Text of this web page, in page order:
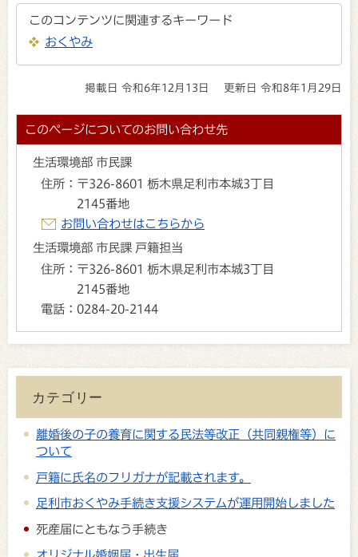
このコンテンツに関連するキーワード
おくやみ
掲載日 令和6年12月13日 更新日 令和8年1月29日
このページについてのお問い合わせ先
生活環境部 市民課
住所： 〒326-8601 栃木県足利市本城3丁目
2145番地
お問い合わせはこちらから
生活環境部 市民課 戸籍担当
住所： 〒326-8601 栃木県足利市本城3丁目
2145番地
電話： 0284-20-2144
カテゴリー
離婚後の子の養育に関する民法等改正（共同親権等）に
ついて
戸籍に氏名のフリガナが記載されます。
足利市おくやみ手続き支援システムが運用開始しました
死産届にともなう手続き